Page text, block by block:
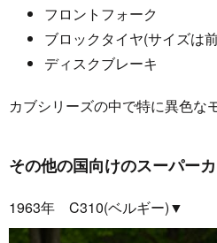
フロントフォーク
ブロックタイヤ(サイズは
ディスクブレーキ
カブシリーズの中で特に異色な
その他の国向けのスーパー
1963年 C310(ベルギー)▼